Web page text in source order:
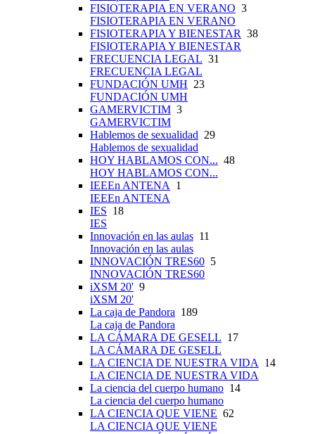
FISIOTERAPIA EN VERANO 3
FISIOTERAPIA EN VERANO
FISIOTERAPIA Y BIENESTAR 38
FISIOTERAPIA Y BIENESTAR
FRECUENCIA LEGAL 31
FRECUENCIA LEGAL
FUNDACIÓN UMH 23
FUNDACIÓN UMH
GAMERVICTIM 3
GAMERVICTIM
Hablemos de sexualidad 29
Hablemos de sexualidad
HOY HABLAMOS CON... 48
HOY HABLAMOS CON...
IEEEn ANTENA
1
IEEEn ANTENA
IES 18
IES
Innovación en las aulas 11
Innovación en las aulas
INNOVACIÓN TRES60 5
INNOVACIÓN TRES60
iXSM 20' 9
iXSM 20'
La caja de Pandora 189
La caja de Pandora
LA CÁMARA DE GESELL 17
LA CÁMARA DE GESELL
LA CIENCIA DE NUESTRA VIDA
14
LA CIENCIA DE NUESTRA VIDA
La ciencia del cuerpo humano 14
La ciencia del cuerpo humano
LA CIENCIA QUE VIENE 62
LA CIENCIA QUE VIENE